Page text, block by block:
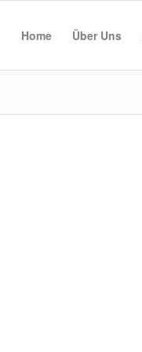
Home Über Uns